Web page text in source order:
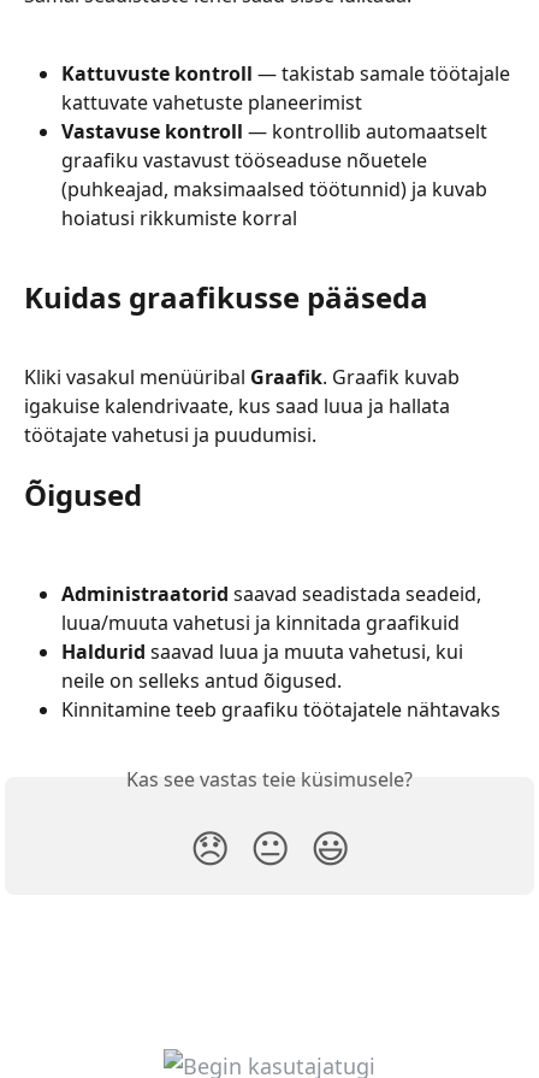
Kattuvuste kontroll — takistab samale töötajale
kattuvate vahetuste planeerimist
Vastavuse kontroll — kontrollib automaatselt
graafiku vastavust tööseaduse nõuetele
(puhkeajad, maksimaalsed töötunnid) ja kuvab
hoiatusi rikkumiste korral
Kuidas graafikusse pääseda
Kliki vasakul menüüribal Graafik. Graafik kuvab
igakuise kalendrivaate, kus saad luua ja hallata
töötajate vahetusi ja puudumisi.
Õigused
Administraatorid saavad seadistada seadeid,
luua/muuta vahetusi ja kinnitada graafikuid
Haldurid saavad luua ja muuta vahetusi, kui
neile on selleks antud õigused.
Kinnitamine teeb graafiku töötajatele nähtavaks
Kas see vastas teie küsimusele?
😞 😐 😃